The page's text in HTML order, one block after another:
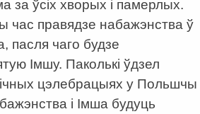
за ўсіх хворых і памерлых.
час правядзе набажэнства ў
пасля чаго будзе
Імшу. Паколькі ўдзел
цэлебрацыях у Польшчы
і Імша будуць